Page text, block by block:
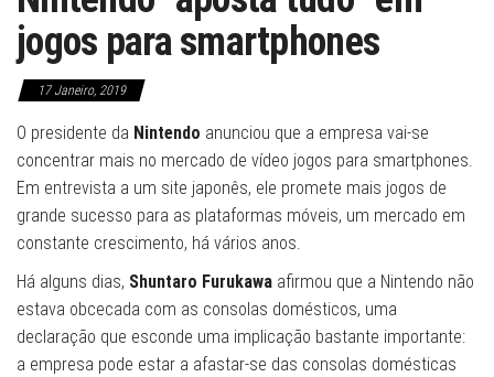
jogos para smartphones
17 Janeiro, 2019
O presidente da Nintendo anunciou que a empresa vai-se
concentrar mais no mercado de vídeo jogos para smartphones.
Em entrevista a um site japonês, ele promete mais jogos de
grande sucesso para as plataformas móveis, um mercado em
constante crescimento, há vários anos.
Há alguns dias, Shuntaro Furukawa afirmou que a Nintendo não
estava obcecada com as consolas domésticos, uma
declaração que esconde uma implicação bastante importante:
a empresa pode estar a afastar-se das consolas domésticas